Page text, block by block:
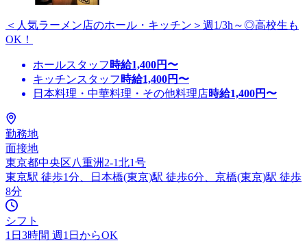
＜人気ラーメン店のホール・キッチン＞週1/3h～◎高校生も
OK！
ホールスタッフ 時給1,400円〜
キッチンスタッフ 時給1,400円〜
日本料理・中華料理・その他料理店時給1,400円〜
勤務地
面接地
東京都中央区八重洲2-1北1号
東京駅 徒歩1分、日本橋(東京)駅 徒歩6分、京橋(東京)駅 徒歩
8分
シフト
1日3時間 週1日からOK